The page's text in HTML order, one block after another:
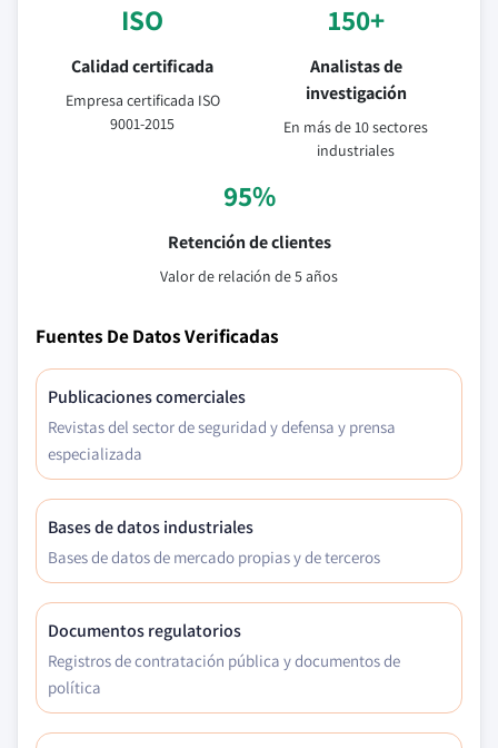
ISO
Calidad certificada
Empresa certificada ISO
9001-2015
150+
Analistas de
investigación
En más de 10 sectores
industriales
95%
Retención de clientes
Valor de relación de 5 años
Fuentes De Datos Verificadas
Publicaciones comerciales
Revistas del sector de seguridad y defensa y prensa
especializada
Bases de datos industriales
Bases de datos de mercado propias y de terceros
Documentos regulatorios
Registros de contratación pública y documentos de
política